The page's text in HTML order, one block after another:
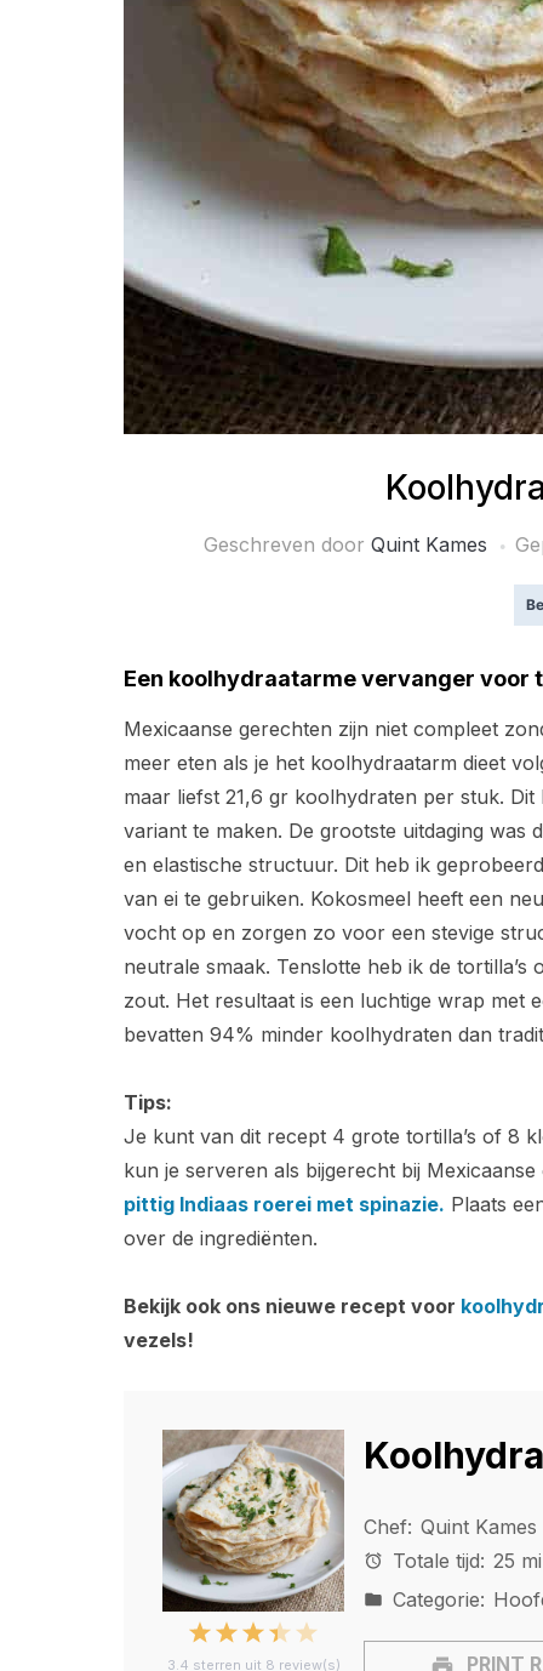
Geschreven door Quint Kames
Een koolhydraatarme vervanger voor
Mexicaanse gerechten zijn niet compleet
meer eten als je het koolhydraatarm dieet
maar liefst 21,6 gr koolhydraten per stuk.
variant te maken. De grootste uitdaging was
en elastische structuur. Dit heb ik
van ei te gebruiken. Kokosmeel heeft een
vocht op en zorgen zo voor een stevige
neutrale smaak. Tenslotte heb ik de
zout. Het resultaat is een luchtige wrap met
bevatten 94% minder koolhydraten dan
Tips:
Je kunt van dit recept 4 grote tortilla’s of 8
kun je serveren als bijgerecht bij
pittig Indiaas roerei met spinazie. Plaats
over de ingrediënten.
Bekijk ook ons nieuwe recept voor
vezels!
5
4
3
2
1
3.4 sterren uit 8 review(s)
Chef: Quint Kames
Totale tijd: 25
Categorie:
PRINT